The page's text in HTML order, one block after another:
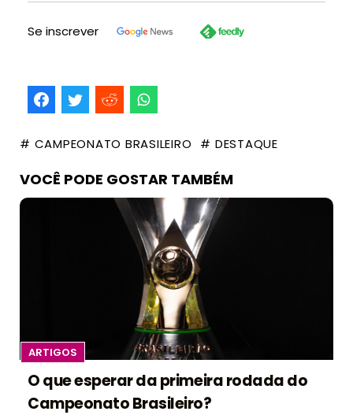
Se inscrever
# CAMPEONATO BRASILEIRO # DESTAQUE
VOCÊ PODE GOSTAR TAMBÉM
ARTIGOS
O que esperar da primeira rodada do
Campeonato Brasileiro?